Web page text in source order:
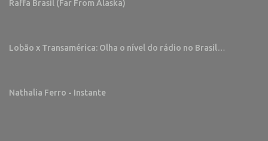
Raffa Brasil (Far From Alaska)
Lobão x Transamérica: Olha o nível do rádio no Brasil…
Nathalia Ferro - Instante